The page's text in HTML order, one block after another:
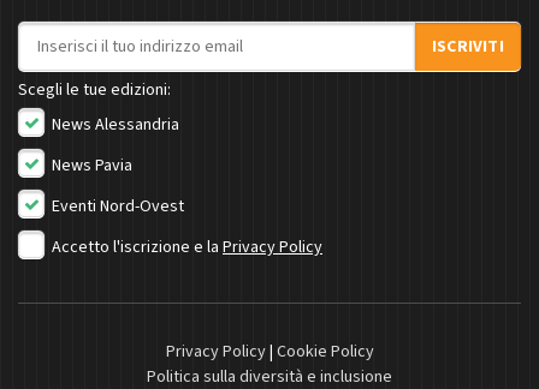
Indirizzo email
ISCRIVITI
Scegli le tue edizioni:
News Alessandria
News Pavia
Eventi Nord-Ovest
Accetto l'iscrizione e la Privacy Policy
Privacy Policy| Cookie Policy
Politica sulla diversità e inclusione